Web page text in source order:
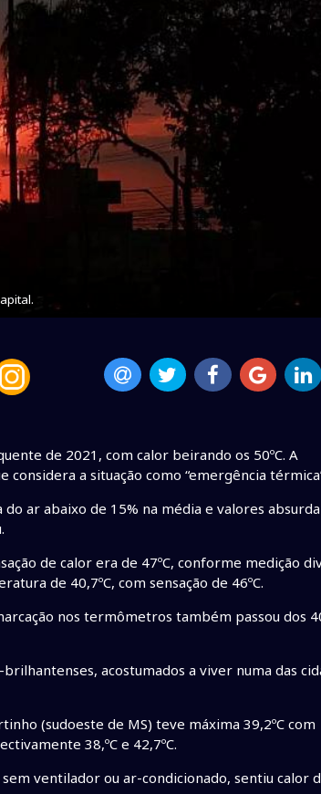
de 2021, com calor beirando os 50ºC. A
a situação como “emergência
ar abaixo de 15% na média e valores
de calor era de 47ºC, conforme medição
de 40,7ºC, com sensação de 46ºC.
nos termômetros também passou dos
acostumados a viver numa das
(sudoeste de MS) teve máxima 39,2ºC com
38,ºC e 42,7ºC.
ventilador ou ar-condicionado, sentiu calor